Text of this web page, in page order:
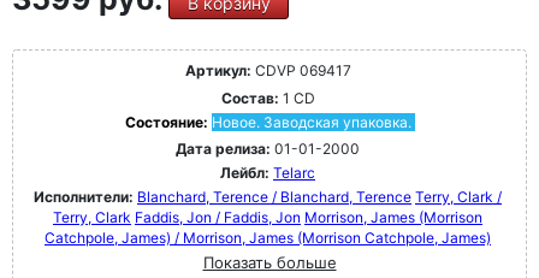
Артикул: CDVP 069417
Состав: 1 CD
Состояние: Новое. Заводская упаковка.
Дата релиза: 01-01-2000
Лейбл: Telarc
Исполнители: Blanchard, Terence / Blanchard, Terence Terry, Clark /
Terry, Clark Faddis, Jon / Faddis, Jon Morrison, James (Morrison
Catchpole, James) / Morrison, James (Morrison Catchpole, James)
Показать больше